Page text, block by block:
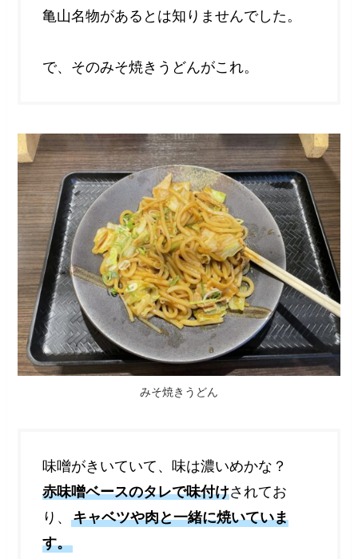
亀山名物があるとは知りませんでした。
で、そのみそ焼きうどんがこれ。
みそ焼きうどん
味噌がきいていて、味は濃いめかな？
赤味噌ベースのタレで味付けされてお
り、キャベツや肉と一緒に焼いていま
す。